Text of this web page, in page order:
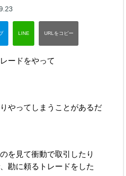
ードをやって
やってしまうことがあるだ
を見て衝動で取引したり
勘に頼るトレードをした